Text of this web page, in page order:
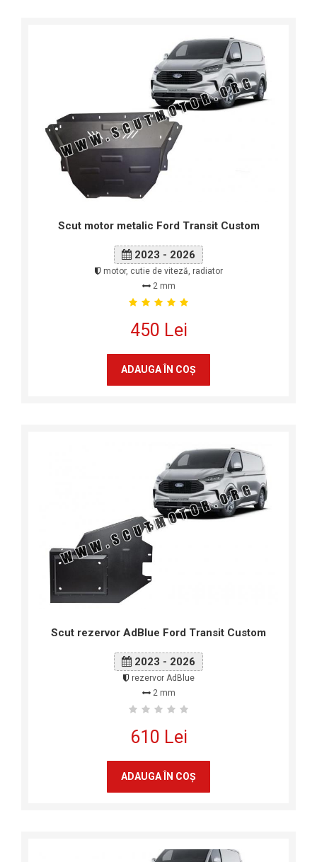
Scut motor metalic Ford Transit Custom
2023 - 2026
motor, cutie de viteză, radiator
2 mm
450 Lei
ADAUGA ÎN COŞ
Scut rezervor AdBlue Ford Transit Custom
2023 - 2026
rezervor AdBlue
2 mm
610 Lei
ADAUGA ÎN COŞ